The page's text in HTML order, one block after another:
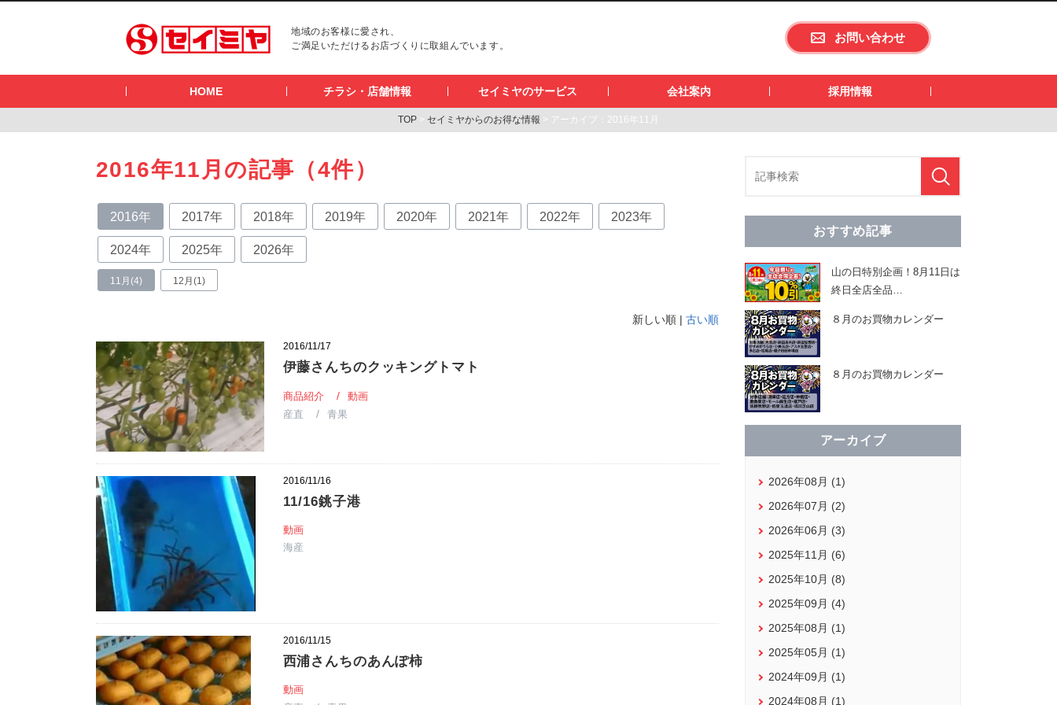
地域のお客様に愛され、
ご満足いただけるお店づくりに取組んでいます。
HOME チラシ・店舗情報 セイミヤのサービス 会社案内 採用情報
お問い合わせ
TOP > セイミヤからのお得な情報 > アーカイブ：2016年11月
2016年11月の記事（4件）
2016年 2017年 2018年 2019年 2020年 2021年 2022年 2023年
2024年 2025年 2026年
11月(4) 12月(1)
新しい順 | 古い順
2016/11/17
伊藤さんちのクッキングトマト
商品紹介
動画
産直
青果
2016/11/16
11/16銚子港
動画
海産
2016/11/15
西浦さんちのあんぽ柿
動画
おすすめ記事
山の日特別企画！8月11日は
終日全店全品…
８月のお買物カレンダー
８月のお買物カレンダー
アーカイブ
2026年08月 (1)
2026年07月 (2)
2026年06月 (3)
2025年11月 (6)
2025年10月 (8)
2025年09月 (4)
2025年08月 (1)
2025年05月 (1)
2024年09月 (1)
2024年08月 (1)